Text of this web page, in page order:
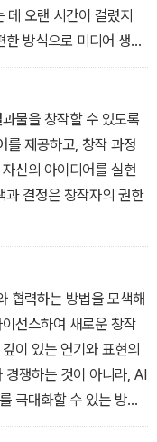
데 오랜 시간이 걸렸지
방식으로 미디어 생태
물을 창작할 수 있도록
를 제공하고, 창작 과정
신의 아이디어를 실현
과 결정은 창작자의 권한
협력하는 방법을 모색해
선스하여 새로운 창작
이 있는 연기와 표현의
쟁하는 것이 아니라, AI
극대화할 수 있는 방향